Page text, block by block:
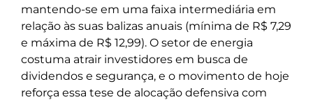
mantendo-se em uma faixa intermediária em
relação às suas balizas anuais (mínima de R$ 7,29
e máxima de R$ 12,99). O setor de energia
costuma atrair investidores em busca de
dividendos e segurança, e o movimento de hoje
reforça essa tese de alocação defensiva com